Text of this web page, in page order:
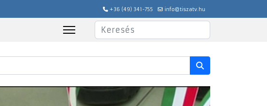
+36 (49) 341-755 info@tiszatv.hu
Keresés